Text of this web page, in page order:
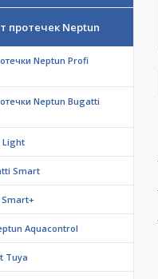
протечек Neptun
Neptun Profi
Neptun Bugatti
Light
Smart
Aquacontrol
Tuya